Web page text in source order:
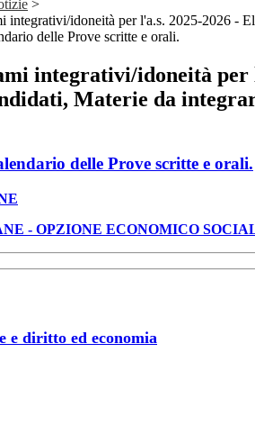
>
integrativi/idoneità per l'a.s. 2025-2026 -
delle Prove scritte e orali.
integrativi/idoneità per
Materie da
delle Prove scritte e orali.
- OPZIONE ECONOMICO
e diritto ed economia